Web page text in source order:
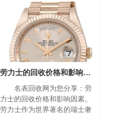
劳力士的回收价格和影响因素(影响劳力士回收价格的因素)
名表回收网为您分享：劳
力士的回收价格和影响因素。
劳力士作为世界著名的瑞士奢